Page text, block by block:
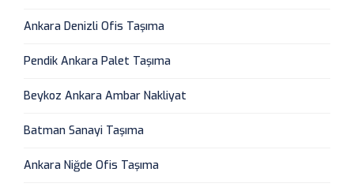
Ankara Denizli Ofis Taşıma
Pendik Ankara Palet Taşıma
Beykoz Ankara Ambar Nakliyat
Batman Sanayi Taşıma
Ankara Niğde Ofis Taşıma